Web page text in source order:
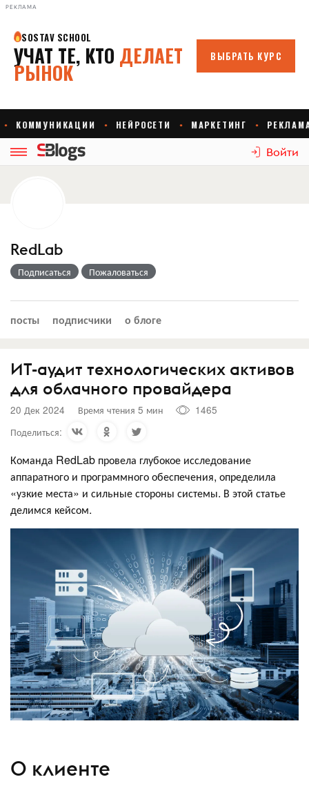
РЕКЛАМА
Войти
RedLab
Подписаться Пожаловаться
посты подписчики о блоге
ИТ-аудит технологических активов
для облачного провайдера
20 Дек 2024 Время чтения 5 мин
1465
Поделиться:
Команда RedLab провела глубокое исследование
аппаратного и программного обеспечения, определила
«узкие места» и сильные стороны системы. В этой статье
делимся кейсом.
О клиенте